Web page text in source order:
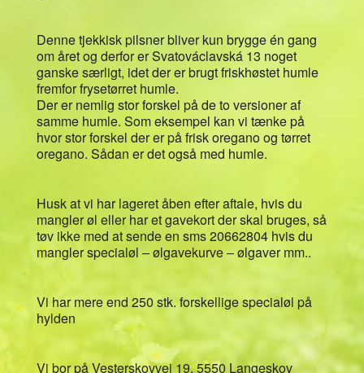
Denne tjekkisk pilsner bliver kun brygge én gang
om året og derfor er Svatováclavská 13 noget
ganske særligt, idet der er brugt friskhøstet humle
fremfor frysetørret humle.
Der er nemlig stor forskel på de to versioner af
samme humle. Som eksempel kan vi tænke på
hvor stor forskel der er på frisk oregano og tørret
oregano. Sådan er det også med humle.
Husk at vi har lageret åben efter aftale, hvis du
mangler øl eller har et gavekort der skal bruges, så
tøv ikke med at sende en sms 20662804 hvis du
mangler specialøl – ølgavekurve – ølgaver mm..
Vi har mere end 250 stk. forskellige specialøl på
hylden
Vi bor på Vesterskovvej 19, 5550 Langeskov